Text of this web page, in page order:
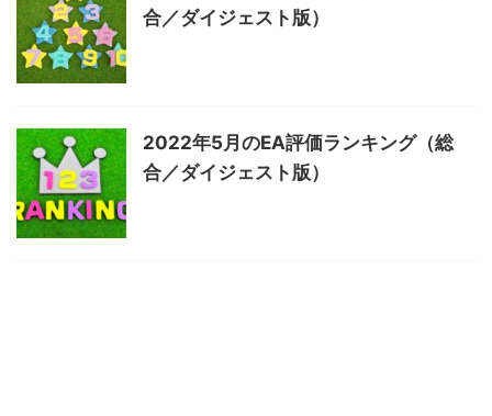
合／ダイジェスト版）
2022年5月のEA評価ランキング（総
合／ダイジェスト版）